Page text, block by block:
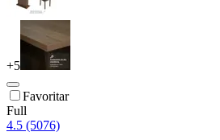
+5
Favoritar
Full
4.5 (5076)